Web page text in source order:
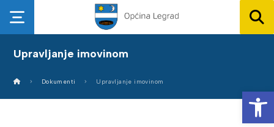
Upravljanje imovinom
Dokumenti Upravljanje imovinom